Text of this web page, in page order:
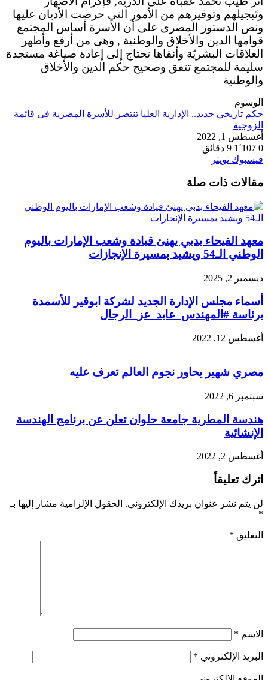
وتَبجيلهم وتوقيرهم من الأمور التي حرصت الأديان عليها
ونص الدستور المصرى على أن الأسرة أساس المجتمع
قوامها الدين والأخلاق والوطنية , وهى من أرفع وأطهر
العلاقات البشريّة وأنقاها تحتاج إلى إعادة صياغة مستجدة
سليمة للمجتمع تتفق وصحيح حكم الدين والأخلاق
والوطنية
الوسوم
حكم تاريخي جديد.. الإدارية العليا تنتصر للأسرة المصرية فى قائمة
الزوجية
أغسطس 1, 2022
0
9 دقائق
فيسبوك تويتر
البريد
مقالات ذات صلة
معهد الفيحاء بدبي يهنئ قيادة وشعب الإمارات باليوم
الوطني الـ54 ويشيد بمسيرة الإنجازات
ديسمبر 2, 2025
أسماء مجلس الإدارة الجديد لشركة ابوقير للأسمدة
برئاسة #المهندس_عابد_عز_الرجال
أغسطس 12, 2022
مصري شهير يحاور نجوم العالم تعرف عليه
سبتمبر 6, 2022
هندسة المطرية جامعة حلوان تعلن عن برنامج الهندسة
الإنشائية
أغسطس 2, 2022
اترك تعليقاً
لن يتم نشر عنوان بريدك الإلكتروني. الحقول الإلزامية مشار إليها بـ
*
التعليق *
الاسم *
البريد الإلكتروني *